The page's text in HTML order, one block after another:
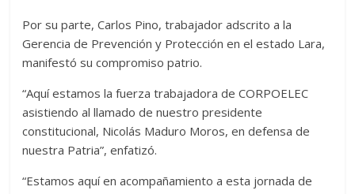
‎Por su parte, Carlos Pino, trabajador adscrito a la
Gerencia de Prevención y Protección en el estado Lara,
manifestó su compromiso patrio.
“Aquí estamos la fuerza trabajadora de CORPOELEC
asistiendo al llamado de nuestro presidente
constitucional, Nicolás Maduro Moros, en defensa de
nuestra Patria”, enfatizó.
“Estamos aquí en acompañamiento a esta jornada de